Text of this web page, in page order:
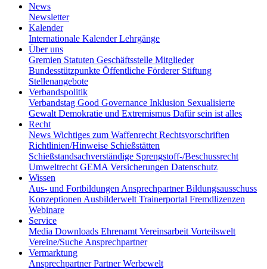
News
Newsletter
Kalender
Internationale KalenderLehrgänge
Über uns
Gremien Statuten Geschäftsstelle Mitglieder
Bundesstützpunkte Öffentliche Förderer Stiftung
Stellenangebote
Verbandspolitik
Verbandstag Good Governance Inklusion Sexualisierte
Gewalt Demokratie und Extremismus Dafür sein ist alles
Recht
News Wichtiges zum Waffenrecht Rechtsvorschriften
Richtlinien/Hinweise Schießstätten
Schießstandsachverständige Sprengstoff-/Beschussrecht
Umweltrecht GEMA Versicherungen Datenschutz
Wissen
Aus- und Fortbildungen AnsprechpartnerBildungsausschuss
Konzeptionen Ausbilderwelt Trainerportal Fremdlizenzen
Webinare
Service
Media Downloads Ehrenamt Vereinsarbeit Vorteilswelt
Vereine/Suche Ansprechpartner
Vermarktung
AnsprechpartnerPartnerWerbewelt